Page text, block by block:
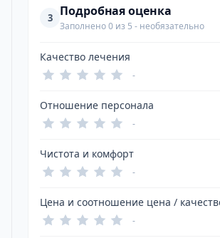
3 Подробная оценка
Заполнено 0 из 5 - необязательно
Качество лечения
-
Отношение персонала
-
Чистота и комфорт
-
Цена и соотношение цена /
-